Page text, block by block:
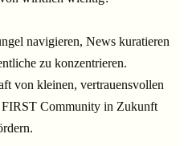
navigieren, News kuratieren
zu konzentrieren.
von kleinen, vertrauensvollen
Community in Zukunft